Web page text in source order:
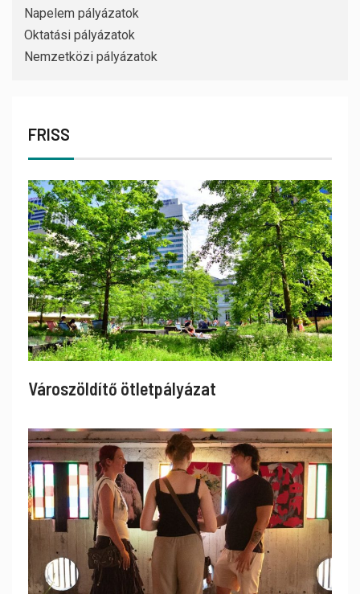
Napelem pályázatok
Oktatási pályázatok
Nemzetközi pályázatok
FRISS
Városzöldítő ötletpályázat